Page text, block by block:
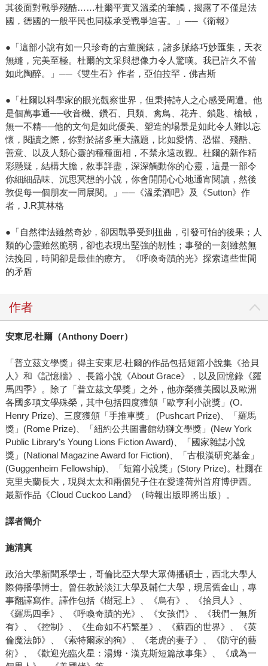
其後面對戰爭殘酷……杜爾平實又溫柔的筆觸，揭露了不僅是法
國，德國的一般平民也同樣承受戰爭迫害。」──《衛報》
●「這部小說有如一只珍奇的古董腕錶，諸多脈絡巧妙匯集，天衣
無縫，完美至極。杜爾的文采與想像力令人驚嘆。我已許久不曾
如此陶醉。」──《雙生石》作者，亞伯拉罕．佛吉斯
●「杜爾以科學家的眼光觀察世界，但秉持詩人之心感受周遭。他
是個萬事通──收音機、鑽石、貝類、禽鳥、花卉、鎖匙、槍械，
無一不精──他的文句是如此優美、塑造的場景是如此令人難以忘
懷，閱讀之際，你對於諸多重大議題，比如愛情、恐懼、殘酷、
善意、以及人類心靈的種種面相，不禁永遠改觀。杜爾的新作精
彩懸疑，結構大膽，敘事詳盡，深深觸動你的心靈，這是一部令
你細細品味、沉思冥想的小說，你會開開心心地通宵閱讀，然後
敦促每一個朋友一同展閱。」──《溫柔酒吧》及《Sutton》作
者，J.R莫林格
●「自然律法雖然奇妙，卻因戰爭受到扭曲，引發可怕的後果；人
類的心靈雖然脆弱，卻也表現出堅強的韌性；事發的一刻雖然無
法挽回，時間卻是最佳的療方。《呼喚奇蹟的光》探索這些世間
的矛盾
作者
安東尼‧杜爾（Anthony Doerr）
「普立茲文學獎」得主安東尼‧杜爾的作品包括短篇小說集《拾貝
人》和《記憶牆》、長篇小說《About Grace》，以及回憶錄《羅
馬四季》。除了「普立茲文學獎」之外，他亦榮獲美國以及歐洲
各國多項文學殊榮，其中包括四度獲頒「歐亨利小說獎」(O.
Henry Prize)、三度獲頒「手推車獎」 (Pushcart Prize)、「羅馬
獎」(Rome Prize)、「紐約公共圖書館幼獅文學獎」(New York
Public Library’s Young Lions Fiction Award)、「國家雜誌小說
獎」(National Magazine Award for Fiction)、「古根漢研究基金」
(Guggenheim Fellowship)、「短篇小說獎」(Story Prize)。杜爾在
克里夫蘭長大，現與太太和兩個兒子住在愛達荷州首府博伊西。
最新作品《Cloud Cuckoo Land》（時報出版即將出版）。
譯者簡介
施清真
政治大學新聞系學士，哥倫比亞大學大眾傳播碩士，西北大學人
際傳播學博士。曾任教於淡江大學及輔仁大學，現居舊金山，專
事翻譯寫作。譯作包括《樹冠上》、《烏有》、《拾貝人》、
《羅馬四季》、《呼喚奇蹟的光》、《女孩們》、《我們一無所
有》、《控制》、《生命如不朽繁星》、《蘇西的世界》、《英
倫魔法師》、《索特爾家的狗》、《老虎的妻子》、《防守的藝
術》、《歡迎光臨火星：湯姆・漢克斯短篇故事集》、《成為一